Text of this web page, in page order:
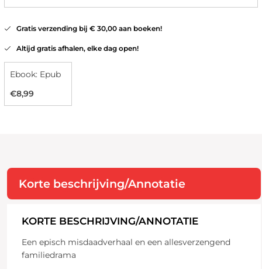
Gratis verzending bij € 30,00 aan boeken!
Altijd gratis afhalen, elke dag open!
Ebook: Epub
€8,99
Korte beschrijving/Annotatie
KORTE BESCHRIJVING/ANNOTATIE
Een episch misdaadverhaal en een allesverzengend
familiedrama